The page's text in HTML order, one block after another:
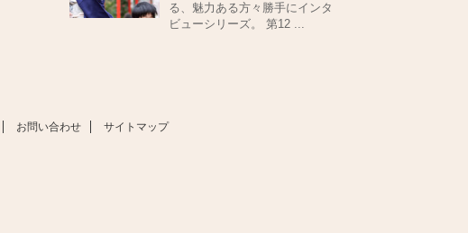
る、魅力ある方々勝手にインタ
ビューシリーズ。 第12 ...
お問い合わせ サイトマップ